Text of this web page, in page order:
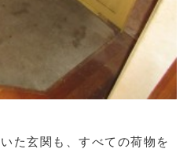
た玄関も、すべての荷物を